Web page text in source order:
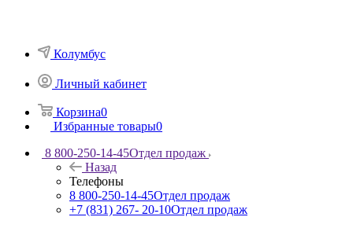
Колумбус
Личный кабинет
Корзина0
Избранные товары0
8 800-250-14-45Отдел продаж
Назад
Телефоны
8 800-250-14-45Отдел продаж
+7 (831) 267- 20-10Отдел продаж